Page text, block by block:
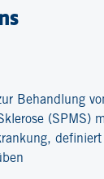
Behandlung
(SPMS)